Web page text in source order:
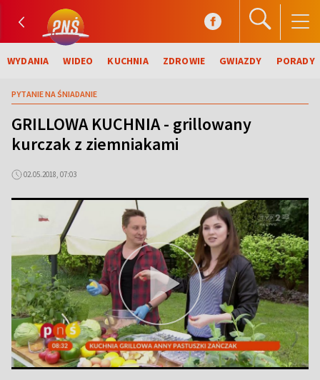
WYDANIA WIDEO KUCHNIA ZDROWIE GWIAZDY PORADY
PYTANIE NA ŚNIADANIE
GRILLOWA KUCHNIA - grillowany
kurczak z ziemniakami
02.05.2018, 07:03